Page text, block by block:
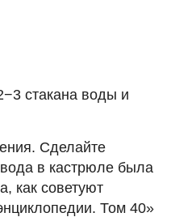
стакана воды и
Сделайте
в кастрюле была
как советуют
Том 40»